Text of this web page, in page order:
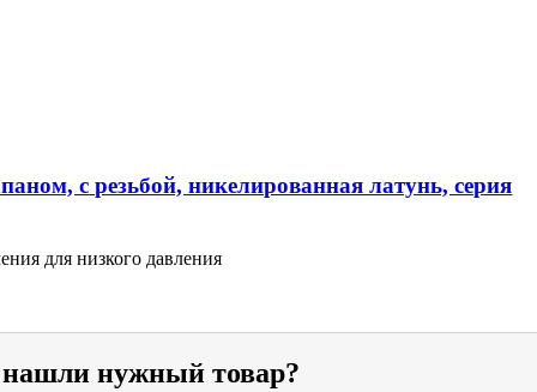
с резьбой, никелированная латунь, серия
для низкого давления
нужный товар?